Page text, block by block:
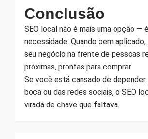
Conclusão
SEO local não é mais uma opção —
necessidade. Quando bem
seu negócio na frente de pessoas
próximas, prontas para comprar.
Se você está cansado de depender
boca ou das redes sociais, o SEO
virada de chave que faltava.